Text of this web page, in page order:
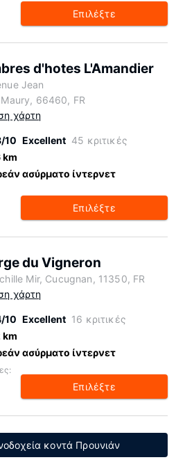
Επιλέξτε
d'hotes L'Amandier
Jean
66460, FR
χάρτη
10 Excellent 45 κριτικές
km
ασύρματο ίντερνετ
Επιλέξτε
du Vigneron
Mir, Cucugnan, 11350, FR
χάρτη
10 Excellent 16 κριτικές
km
ασύρματο ίντερνετ
Επιλέξτε
κοντά Προυνιάν